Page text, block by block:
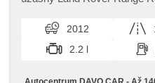
Lenkrad einstellbar,
Bordcomputer, parkovací
Positionssitze,
Antriebsschlupfregelung
Taste, Tempomat, Getönte
2012
2.2 l